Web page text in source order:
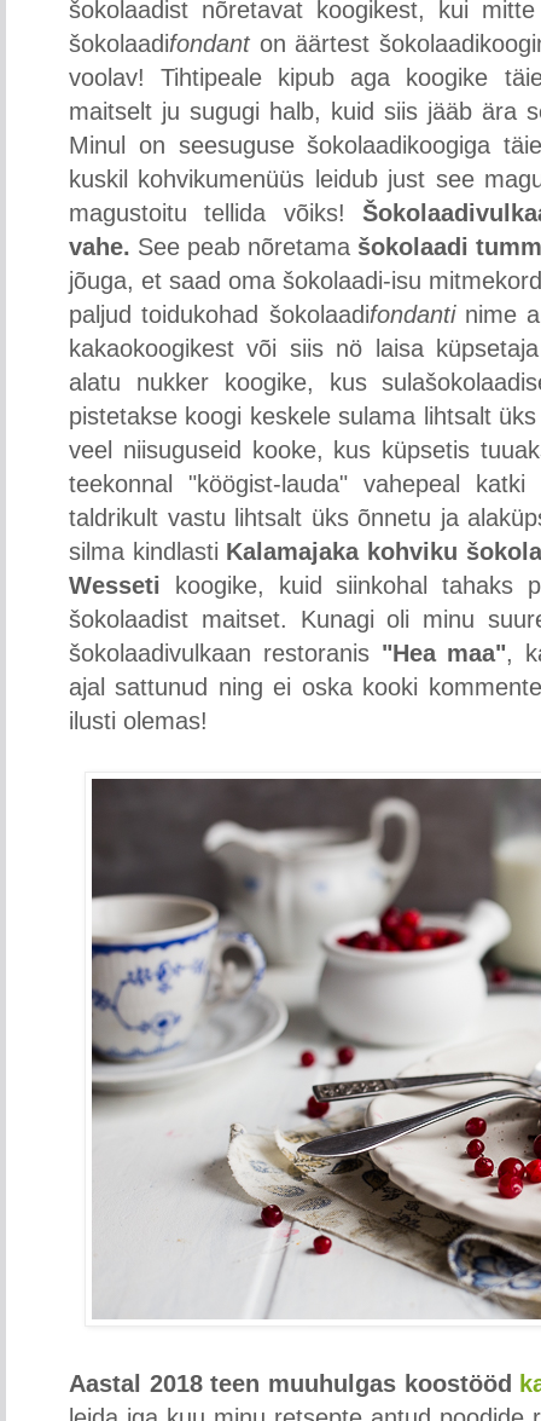
šokolaadist nõretavat koogikest, kui
šokolaadifondanton äärtest
voolav! Tihtipeale kipub aga koogike
maitselt ju sugugi halb, kuid siis jääb ära
Minul on seesuguse šokolaadikoogiga
kuskil kohvikumenüüs leidub just see
magustoitu tellida võiks!
vahe. See peab nõretama šokolaadi
jõuga, et saad oma šokolaadi-isu
paljud toidukohad šokolaadifondantinime
kakaokoogikest või siis nö laisa
alatu nukker koogike, kus
pistetakse koogi keskele sulama lihtsalt
veel niisuguseid kooke, kus küpsetis
teekonnal "köögist-lauda" vahepeal
taldrikult vastu lihtsalt üks õnnetu ja
silma kindlasti Kalamajaka kohviku
Wesseti koogike, kuid siinkohal tahaks
šokolaadist maitset. Kunagi oli minu
šokolaadivulkaan restoranis "Hea maa",
ajal sattunud ning ei oska kooki
ilusti olemas!
Aastal 2018 teen muuhulgas koostööd